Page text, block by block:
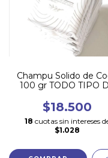
Champu Solido de
100 gr TODO TIPO
$18.500
18 cuotas sin intereses
$1.028